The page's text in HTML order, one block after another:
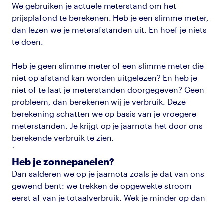
We gebruiken je actuele meterstand om het
prijsplafond te berekenen. Heb je een slimme meter,
dan lezen we je meterafstanden uit. En hoef je niets
te doen.
Heb je geen slimme meter of een slimme meter die
niet op afstand kan worden uitgelezen? En heb je
niet of te laat je meterstanden doorgegeven? Geen
probleem, dan berekenen wij je verbruik. Deze
berekening schatten we op basis van je vroegere
meterstanden. Je krijgt op je jaarnota het door ons
berekende verbruik te zien.
`
Heb je zonnepanelen?
Dan salderen we op je jaarnota zoals je dat van ons
gewend bent: we trekken de opgewekte stroom
eerst af van je totaalverbruik. Wek je minder op dan